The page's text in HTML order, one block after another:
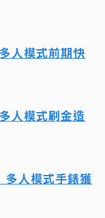
人模式前期快
人模式刷金造
多人模式手錶獲